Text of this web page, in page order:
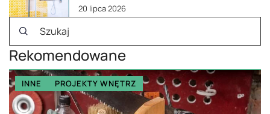
20 lipca 2026
Rekomendowane
INNE PROJEKTY WNĘTRZ